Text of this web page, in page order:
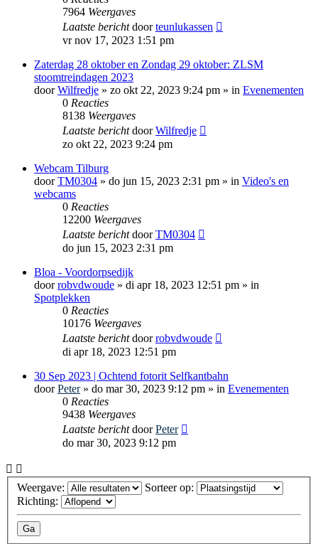
7964 Weergaves
Laatste berichtdoorteunlukassen
vr nov 17, 2023 1:51 pm
Zaterdag 28 oktober en Zondag 29 oktober: ZLSM
stoomtreindagen 2023
doorWilfredje » zo okt 22, 2023 9:24 pm » in Evenementen
0 Reacties
8138 Weergaves
Laatste berichtdoorWilfredje
zo okt 22, 2023 9:24 pm
Webcam Tilburg
doorTM0304 » do jun 15, 2023 2:31 pm » in Video's en
webcams
0 Reacties
12200 Weergaves
Laatste berichtdoorTM0304
do jun 15, 2023 2:31 pm
Bloa - Voordorpsedijk
doorrobvdwoude » di apr 18, 2023 12:51 pm » in
Spotplekken
0 Reacties
10176 Weergaves
Laatste berichtdoorrobvdwoude
di apr 18, 2023 12:51 pm
30 Sep 2023 | Ochtend fotorit Selfkantbahn
doorPeter» do mar 30, 2023 9:12 pm » in Evenementen
0 Reacties
9438 Weergaves
Laatste berichtdoorPeter
do mar 30, 2023 9:12 pm
Weergave:
Sorteer op:
Richting: